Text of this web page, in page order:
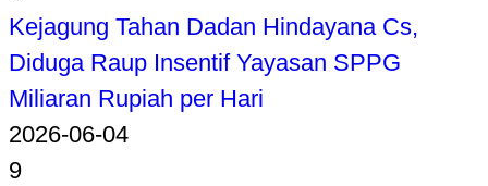
Kejagung Tahan Dadan Hindayana Cs,
Diduga Raup Insentif Yayasan SPPG
Miliaran Rupiah per Hari
2026-06-04
9